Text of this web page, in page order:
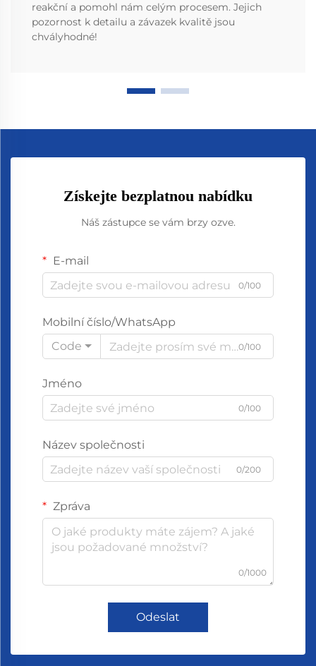
reakční a pomohl nám celým procesem. Jejich
pozornost k detailu a závazek kvalitě jsou
chvályhodné!
Získejte bezplatnou nabídku
Náš zástupce se vám brzy ozve.
E-mail
0/100
Mobilní číslo/WhatsApp
Code
0/100
Jméno
0/100
Název společnosti
0/200
Zpráva
0/1000
Odeslat